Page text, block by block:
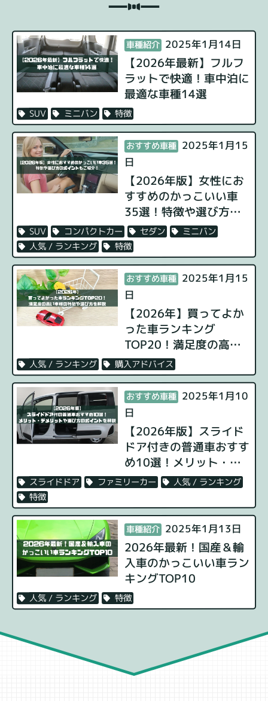
車種紹介 2025年1月14日
【2026年最新】フルフ
ラットで快適！車中泊に
最適な車種14選
SUV ミニバン 特徴
おすすめ車種 2025年1月15
日
【2026年版】女性にお
すすめのかっこいい車
35選！特徴や選び方の
ポイントもご紹介！
SUV コンパクトカー セダン ミニバン
人気 / ランキング 特徴
おすすめ車種 2025年1月15
日
【2026年】買ってよか
った車ランキング
TOP20！満足度の高い
車種の特徴や選び方を解
説
人気 / ランキング 購入アドバイス
おすすめ車種 2025年1月10
日
【2026年版】スライド
ドア付きの普通車おすす
め10選！メリット・デ
メリットや選び方のポイ
ントを解説
スライドドア ファミリーカー 人気 / ランキング
特徴
車種紹介 2025年1月13日
2026年最新！国産＆輸
入車のかっこいい車ラン
キングTOP10
人気 / ランキング 特徴